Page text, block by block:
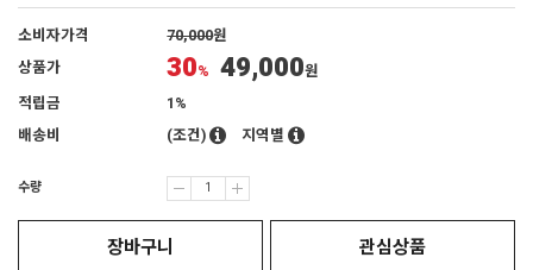
소비자가격 70,000원
상품가
30% 49,000원
적립금
1%
배송비
(조건) 지역별
수량
장바구니 관심상품